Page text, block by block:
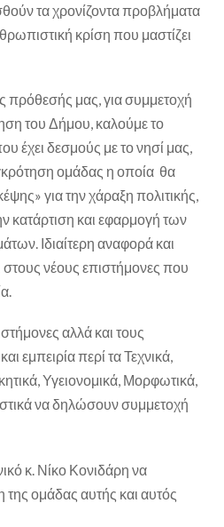
τα χρονίζοντα προβλήματα
κρίση που μαστίζει
μας, για συμμετοχή
του Δήμου, καλούμε το
έχει δεσμούς με το νησί μας,
ομάδας η οποία θα
για την χάραξη πολιτικής,
κατάρτιση και εφαρμογή των
Ιδιαίτερη αναφορά και
νέους επιστήμονες που
αλλά και τους
εμπειρία περί τα Τεχνικά,
Υγειονομικά, Μορφωτικά,
να δηλώσουν συμμετοχή
κ. Νίκο Κονιδάρη να
ομάδας αυτής και αυτός